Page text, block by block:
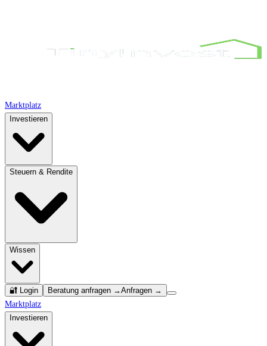
Marktplatz
Investieren
Steuern & Rendite
Wissen
🔐 Login Beratung anfragen →Anfragen →
Marktplatz
Investieren